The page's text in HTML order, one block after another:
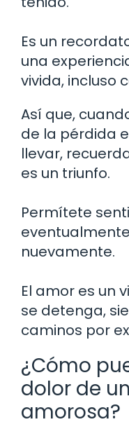
Es un
una
vivida, incluso
Así que,
de la pérdida
llevar,
es un triunfo.
Permítete
nuevamente.
El amor es un
se detenga,
caminos por
¿Cómo
dolor de
amorosa?